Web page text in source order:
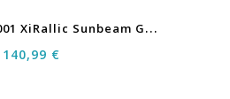
E
Nvirobase T4001 XiRallic Sunbeam Gold 0,5LT
140,99 €